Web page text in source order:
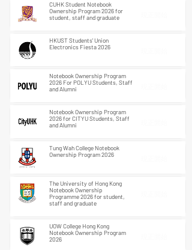
CUHK Student Notebook
Ownership Program 2026 for
student, staff and graduate
HKUST Students' Union
Electronics Fiesta 2026
Notebook Ownership Program
2026 For POLYU Students, Staff
and Alumni
Notebook Ownership Program
2026 for CITYU Students, Staff
and Alumni
Tung Wah College Notebook
Ownership Program 2026
The University of Hong Kong
Notebook Ownership
Programme 2026 for student,
staff and graduate
UOW College Hong Kong
Notebook Ownership Program
2026